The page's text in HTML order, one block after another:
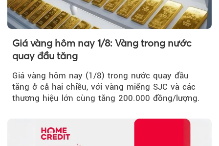
Giá vàng hôm nay 1/8: Vàng trong nước
quay đầu tăng
Giá vàng hôm nay (1/8) trong nước quay đầu
tăng ở cả hai chiều, với vàng miếng SJC và các
thương hiệu lớn cùng tăng 200.000 đồng/lượng.